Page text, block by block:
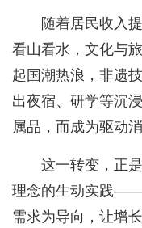
随着居民收入
看山看水，文化与
起国潮热浪，非遗
出夜宿、研学等沉
属品，而成为驱动
这一转变，正
理念的生动实践——
需求为导向，让增